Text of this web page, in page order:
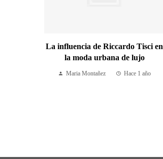
La influencia de Riccardo Tisci en
la moda urbana de lujo
Maria Montañez Hace 1 año